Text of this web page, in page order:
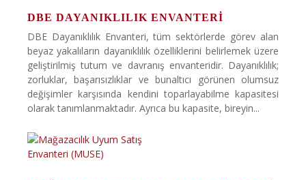
DBE DAYANIKLILIK ENVANTERI
DBE Dayanıklılık Envanteri, tüm sektörlerde görev alan
beyaz yakalıların dayanıklılık özelliklerini belirlemek üzere
geliştirilmiş tutum ve davranış envanteridir. Dayanıklılık;
zorluklar, başarısızlıklar ve bunaltıcı görünen olumsuz
değişimler karşısında kendini toparlayabilme kapasitesi
olarak tanımlanmaktadır. Ayrıca bu kapasite, bireyin...